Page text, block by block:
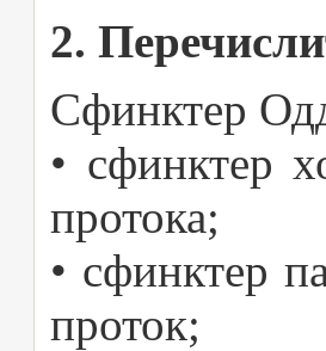
2.
Сфинктер
• сфинктер
протока;
• сфинктер
проток;